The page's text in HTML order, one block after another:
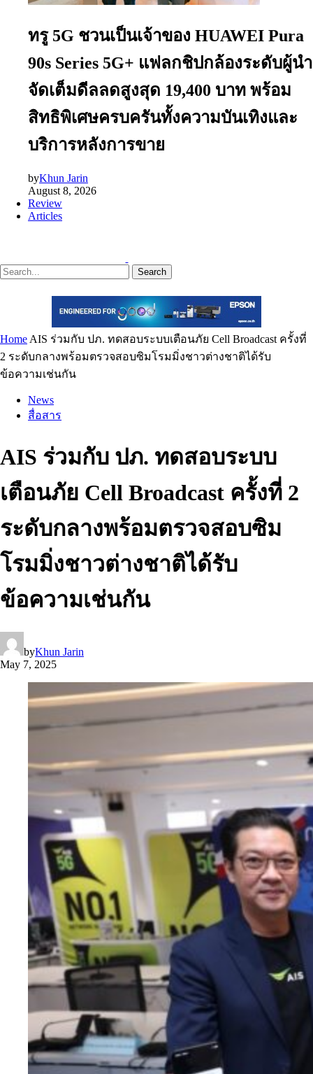
ทรู 5G ชวนเป็นเจ้าของ HUAWEI Pura
90s Series 5G+ แฟลกชิปกล้องระดับผู้นำ
จัดเต็มดีลลดสูงสุด 19,400 บาท พร้อม
สิทธิพิเศษครบครันทั้งความบันเทิงและ
บริการหลังการขาย
byKhun Jarin
August 8, 2026
Review
Articles
Search
Home AIS ร่วมกับ ปภ. ทดสอบระบบเตือนภัย Cell Broadcast ครั้งที่
2 ระดับกลางพร้อมตรวจสอบซิมโรมมิ่งชาวต่างชาติได้รับ
ข้อความเช่นกัน
News
สื่อสาร
AIS ร่วมกับ ปภ. ทดสอบระบบ
เตือนภัย Cell Broadcast ครั้งที่ 2
ระดับกลางพร้อมตรวจสอบซิม
โรมมิ่งชาวต่างชาติได้รับ
ข้อความเช่นกัน
byKhun Jarin
May 7, 2025